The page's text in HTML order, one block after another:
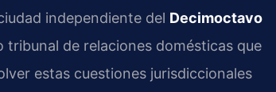
independiente del Decimoctavo
tribunal de relaciones domésticas que
estas cuestiones jurisdiccionales